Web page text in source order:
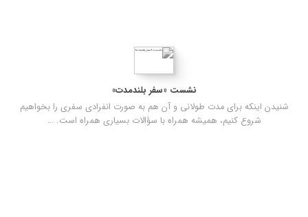
نشست «سفر بلندمدت»
شنیدن اینکه برای مدت طولانی و آن هم به صورت انفرادی سفری را بخواهیم
شروع کنیم، همیشه همراه با سؤالات بسیاری همراه است. …